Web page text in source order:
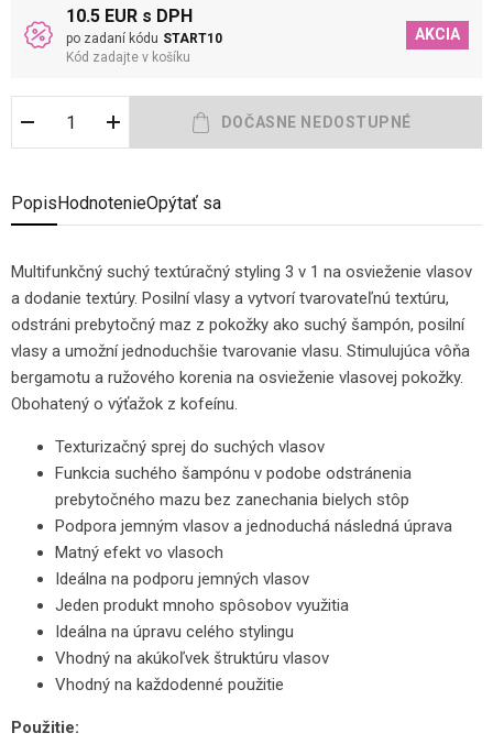
10.5 EUR s DPH
po zadaní kódu START10
Kód zadajte v košíku
AKCIA
Popis HodnotenieOpýtať sa
Multifunkčný suchý textúračný styling 3 v 1 na osvieženie vlasov
a dodanie textúry. Posilní vlasy a vytvorí tvarovateľnú textúru,
odstráni prebytočný maz z pokožky ako suchý šampón, posilní
vlasy a umožní jednoduchšie tvarovanie vlasu. Stimulujúca vôňa
bergamotu a ružového korenia na osvieženie vlasovej pokožky.
Obohatený o výťažok z kofeínu.
Texturizačný sprej do suchých vlasov
Funkcia suchého šampónu v podobe odstránenia
prebytočného mazu bez zanechania bielych stôp
Podpora jemným vlasov a jednoduchá následná úprava
Matný efekt vo vlasoch
Ideálna na podporu jemných vlasov
Jeden produkt mnoho spôsobov využitia
Ideálna na úpravu celého stylingu
Vhodný na akúkoľvek štruktúru vlasov
Vhodný na každodenné použitie
Použitie: